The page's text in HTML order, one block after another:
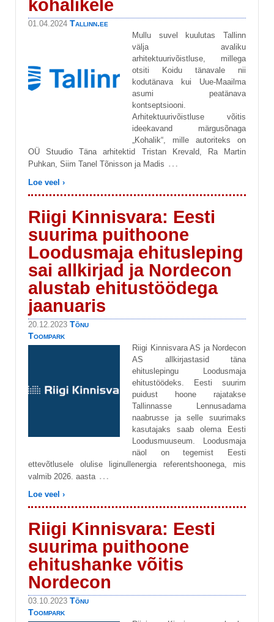
kohalikele
01.04.2024 Tallinn.ee
Mullu suvel kuulutas Tallinn
välja avaliku
arhitektuurivõistluse, millega
otsiti Koidu tänavale nii
kodutänava kui Uue-Maailma
asumi peatänava
kontseptsiooni.
Arhitektuurivõistluse võitis
ideekavand märgusõnaga
„Kohalik“, mille autoriteks on
OÜ Stuudio Täna arhitektid Tristan Krevald, Ra Martin
Puhkan, Siim Tanel Tõnisson ja Madis …
Loe veel ›
Riigi Kinnisvara: Eesti
suurima puithoone
Loodusmaja ehitusleping
sai allkirjad ja Nordecon
alustab ehitustöödega
jaanuaris
20.12.2023 Tõnu
Toompark
Riigi Kinnisvara AS ja Nordecon
AS allkirjastasid täna
ehituslepingu Loodusmaja
ehitustöödeks. Eesti suurim
puidust hoone rajatakse
Tallinnasse Lennusadama
naabrusse ja selle suurimaks
kasutajaks saab olema Eesti
Loodusmuuseum. Loodusmaja
näol on tegemist Eesti
ettevõtlusele olulise liginullenergia referentshoonega, mis
valmib 2026. aasta …
Loe veel ›
Riigi Kinnisvara: Eesti
suurima puithoone
ehitushanke võitis
Nordecon
03.10.2023 Tõnu
Toompark